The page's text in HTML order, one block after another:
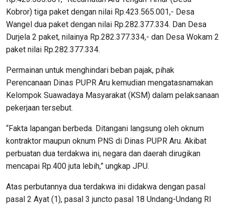
Kobror) tiga paket dengan nilai Rp.423.565.001,- Desa
Wangel dua paket dengan nilai Rp.282.377.334. Dan Desa
Durjela 2 paket, nilainya Rp.282.377.334,- dan Desa Wokam 2
paket nilai Rp.282.377.334.
Permainan untuk menghindari beban pajak, pihak
Perencanaan Dinas PUPR Aru kemudian mengatasnamakan
Kelompok Suawadaya Masyarakat (KSM) dalam pelaksanaan
pekerjaan tersebut.
“Fakta lapangan berbeda. Ditangani langsung oleh oknum
kontraktor maupun oknum PNS di Dinas PUPR Aru. Akibat
perbuatan dua terdakwa ini, negara dan daerah dirugikan
mencapai Rp.400 juta lebih,” ungkap JPU.
Atas perbutannya dua terdakwa ini didakwa dengan pasal
pasal 2 Ayat (1), pasal 3 juncto pasal 18 Undang-Undang RI